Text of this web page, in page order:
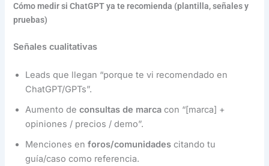
Cómo medir si ChatGPT ya te recomienda (plantilla, señales y
pruebas)
Señales cualitativas
Leads que llegan “porque te vi recomendado en
ChatGPT/GPTs”.
Aumento deconsultas de marca con “[marca] +
opiniones / precios / demo”.
Menciones enforos/comunidades citando tu
guía/caso como referencia.